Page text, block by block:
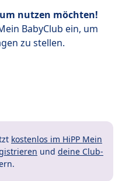
nutzen möchten!
BabyClub ein, um
zu stellen.
kostenlos im HiPP Mein
und deine Club-